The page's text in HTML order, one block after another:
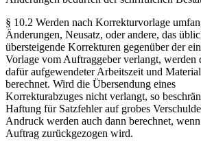
§ 10.2 Werden nach Korrekturvorlage
Änderungen, Neusatz, oder andere, das
übersteigende Korrekturen gegenüber der
Vorlage vom Auftraggeber verlangt, werden
dafür aufgewendeter Arbeitszeit und
berechnet. Wird die Übersendung eines
Korrekturabzuges nicht verlangt, so
Haftung für Satzfehler auf grobes
Andruck werden auch dann berechnet,
Auftrag zurückgezogen wird.